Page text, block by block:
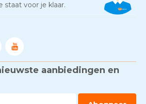
staat voor je klaar.
aanbiedingen en